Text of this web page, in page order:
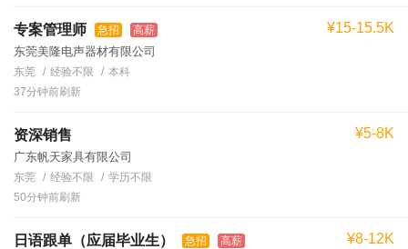
专案管理师 急招 高薪
东莞美隆电声器材有限公司
¥15-15.5K
东莞 经验不限
本科
37分钟前刷新
资深销售
广东帆天家具有限公司
¥5-8K
东莞 经验不限
学历不限
50分钟前刷新
日语跟单（应届毕业生） 急招 高薪 ¥8-12K